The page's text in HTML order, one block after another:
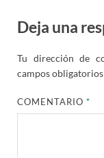
Deja una
Tu dirección de
campos
COMENTARIO*